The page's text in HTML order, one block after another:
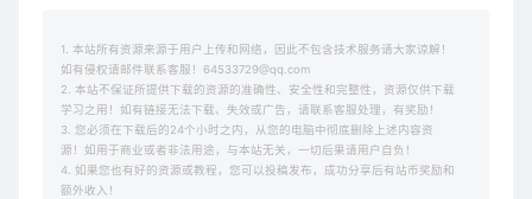
1. 本站所有资源来源于用户上传和网络，因此不包含技术服务请大家谅解！
如有侵权请邮件联系客服！64533729@qq.com
2. 本站不保证所提供下载的资源的准确性、安全性和完整性，资源仅供下载
学习之用！如有链接无法下载、失效或广告，请联系客服处理，有奖励！
3. 您必须在下载后的24个小时之内，从您的电脑中彻底删除上述内容资
源！如用于商业或者非法用途，与本站无关，一切后果请用户自负！
4. 如果您也有好的资源或教程，您可以投稿发布，成功分享后有站币奖励和
额外收入！